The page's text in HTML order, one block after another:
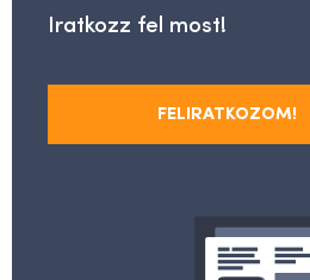
Iratkozz fel most!
FELIRATKOZOM!